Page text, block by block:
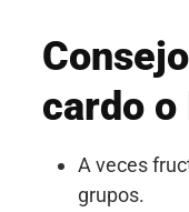
cardo
A veces
grupos.